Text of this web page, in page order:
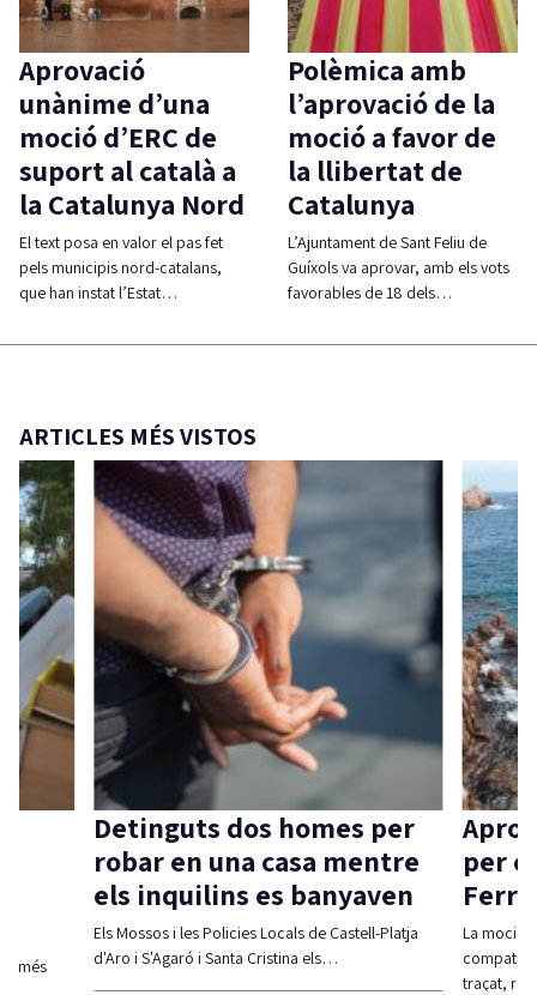
Aprovació
unànime d’una
moció d’ERC de
suport al català a
la Catalunya Nord
El text posa en valor el pas fet
pels municipis nord-catalans,
que han instat l’Estat…
Polèmica amb
l’aprovació de la
moció a favor de
la llibertat de
Catalunya
L’Ajuntament de Sant Feliu de
Guíxols va aprovar, amb els vots
favorables de 18 dels…
ARTICLES MÉS VISTOS
més
Detinguts dos homes per
robar en una casa mentre
els inquilins es banyaven
Els Mossos i les Policies Locals de Castell-Platja
d'Aro i S'Agaró i Santa Cristina els…
per
La moció
traçat,